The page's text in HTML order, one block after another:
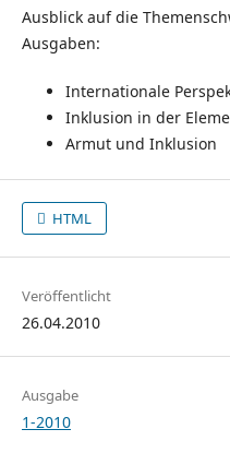
Ausblick auf die
Ausgaben:
Internationale
Inklusion in der
Armut und Inklusion
HTML
Veröffentlicht
26.04.2010
Ausgabe
1-2010